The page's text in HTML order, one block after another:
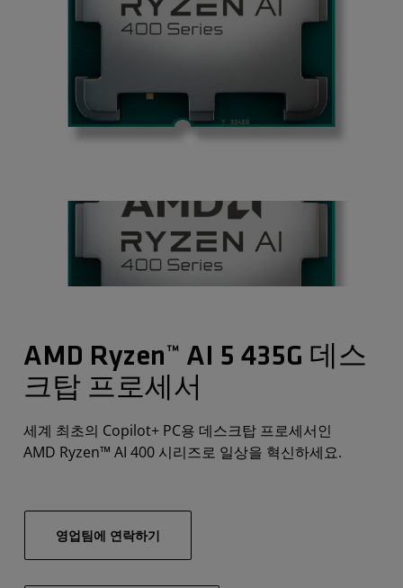
AMD Ryzen™ AI 5 435G 데스
크탑 프로세서
세계 최초의 Copilot+ PC용 데스크탑 프로세서인
AMD Ryzen™ AI 400 시리즈로 일상을 혁신하세요.
영업팀에 연락하기